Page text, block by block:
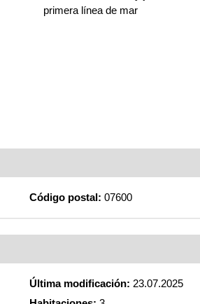
primera línea de mar
Código postal: 07600
Última modificación: 23.07.2025